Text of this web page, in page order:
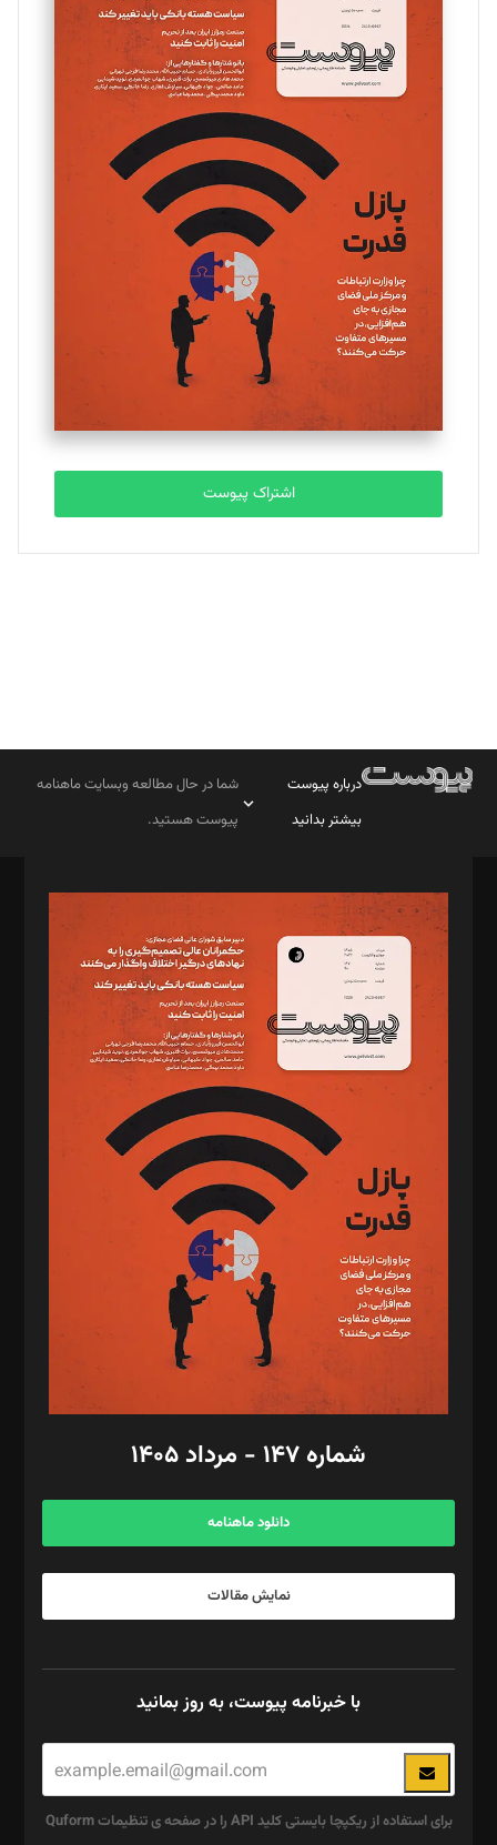
تحریریه
مینا پاکدل
یسنا امان‌پور
تحریریه
ملینا جعفری
تحریریه
مصطفی مسجدی آرانی
تحریریه
بابک نقاش
تحریریه
اشتراک پیوست
درباره پیوست
بیشتر بدانید
شما در حال مطالعه وبسایت ماهنامه
پیوست هستید.
مدیر مسئول: محمدباقر اثنی‌عشری
سردبیر: مهرک محمودی
دبیر تحریریه: میثم قاسمی
د‌بیر ناداستان: سمانه سمیع
د‌بیر خدمت و تجارت: ابوالفضل رجبی
د‌بیر حقوق فناوری: حسام‌الدین ایپکچی
د‌بیر پیوست جهان: مینا پاکدل
د‌بیر تحریریه آنلاین: بابک نقاش
تحریریه‌: مجتبی محمود‌ی، آرش برهمند، یسنا امان‌پور، سروش کرمیان،
مصطفی مسجدی آرانی، ابوالفضل رجبی، زهرا فکرانه، فائزه فتحی
رستمی،مصطفی باستان
ویرایش: نگار استاد‌‌آقا
طراح یونیفرم: مجید توکلی
فیلمبرداری و عکاسی: امیر شفیعی، مانی لطفی زاده
گرافیک و صفحه‌آرایی: سید‌سبحان‌علی ثابت
مد‌یر توسعه تجاری: کامبیز برید‌
امور مالی: شاپور رهبری، محمد‌ کاظمی‌نیا
آگهی و مشترکین: ۰۹۱۹۹۹۹۰۴۵۴
شماره ۱۴۷ - مرداد ۱۴۰۵
دانلود ماهنامه
نمایش مقالات
با خبرنامه پیوست، به روز بمانید
برای استفاده از ریکپچا بایستی کلید API را در صفحه ی تنظیمات Quform